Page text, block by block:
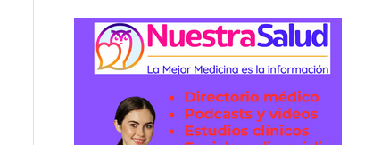
200 nuevos Policías para los Bloques de